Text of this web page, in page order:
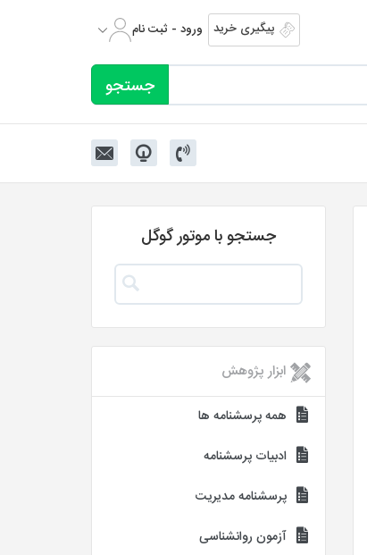
پیگیری خرید ورود - ثبت نام
جستجو با موتور گوگل
ابزار پژوهش
همه پرسشنامه ها
ادبیات پرسشنامه
پرسشنامه مدیریت
آزمون روانشناسی